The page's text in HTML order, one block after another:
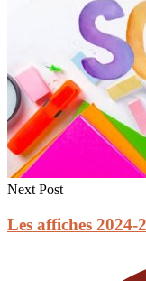
Next Post
Les affiches